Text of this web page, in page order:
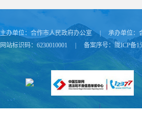
主办单位： 合作市人民政府办公室 承办单位：
网站标识码：6230010001
备案序号：陇ICP备